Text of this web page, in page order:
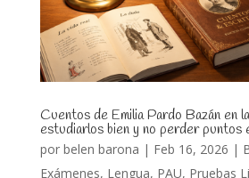
Cuentos de Emilia Pardo Bazán en
estudiarlos bien y no perder puntos
por belen barona | Feb 16, 2026 |
Exámenes, Lengua, PAU, Pruebas